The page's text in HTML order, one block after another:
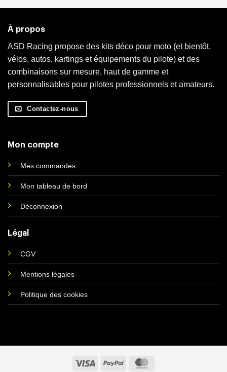
À propos
ASD Racing propose des kits déco pour moto (et bientôt,
vélos, autos, kartings et équipements du pilote) et des
combinaisons sur mesure, haut de gamme et
personnalisables pour pilotes professionnels et amateurs.
Contactez-nous
Mon compte
Mes commandes
Mon tableau de bord
Déconnexion
Légal
CGV
Mentions légales
Politique des cookies
Visa PayPal